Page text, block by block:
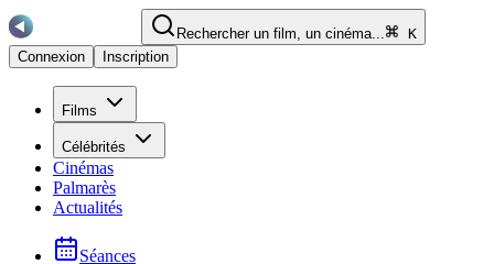
Rechercher un film, un cinéma...
K
Connexion
Inscription
Films
Célébrités
Cinémas
Palmarès
Actualités
Séances